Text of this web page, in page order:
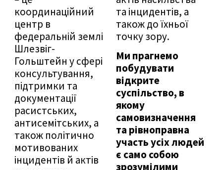
координаційний
центр в
федеральній землі
Шлезвіг-
Гольштейн у сфері
консультування,
підтримки та
документації
расистських,
антисемітських, а
також політично
мотивованих
інцидентів й актів
та інцидентів, а
також до їхньої
точку зору.
Ми прагнемо
побудувати
відкрите
суспільство, в
якому
самовизначення
та рівноправна
участь усіх людей
є само собою
зрозумілими